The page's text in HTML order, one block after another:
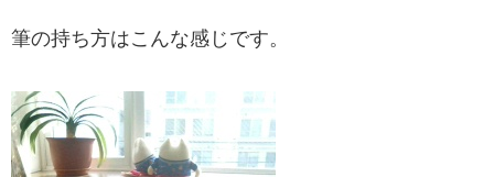
筆の持ち方はこんな感じです。